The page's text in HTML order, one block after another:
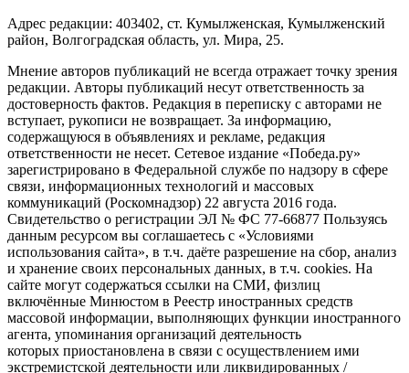
Адрес редакции: 403402, ст. Кумылженская, Кумылженский
район, Волгоградская область, ул. Мира, 25.
Мнение авторов публикаций не всегда отражает точку зрения
редакции. Авторы публикаций несут ответственность за
достоверность фактов. Редакция в переписку с авторами не
вступает, рукописи не возвращает. За информацию,
содержащуюся в объявлениях и рекламе, редакция
ответственности не несет. Сетевое издание «Победа.ру»
зарегистрировано в Федеральной службе по надзору в сфере
связи, информационных технологий и массовых
коммуникаций (Роскомнадзор) 22 августа 2016 года.
Свидетельство о регистрации ЭЛ № ФС 77-66877 Пользуясь
данным ресурсом вы соглашаетесь с «Условиями
использования сайта», в т.ч. даёте разрешение на сбор, анализ
и хранение своих персональных данных, в т.ч. cookies. На
сайте могут содержаться ссылки на СМИ, физлиц
включённые Минюстом в Реестр иностранных средств
массовой информации, выполняющих функции иностранного
агента, упоминания организаций деятельность
которых приостановлена в связи с осуществлением ими
экстремистской деятельности или ликвидированных /